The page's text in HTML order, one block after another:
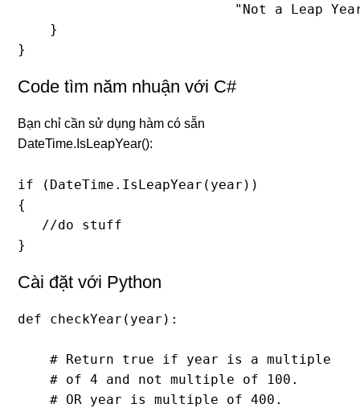
"Not a Leap
    }
}
Code tìm năm nhuận với C#
Bạn chỉ cần sử dụng hàm có sẵn
DateTime.IsLeapYear():
if (DateTime.IsLeapYear(year))
{
   //do stuff
}
Cài đặt với Python
def checkYear(year):
    # Return true if year is a multiple
    # of 4 and not multiple of 100.
    # OR year is multiple of 400.